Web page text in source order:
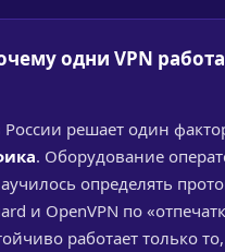
одни VPN
России решает один
. Оборудование
определять
и OpenVPN по
работает только